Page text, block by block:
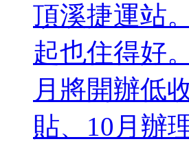
頂溪捷運站
起也住得好
月將開辦低
貼、10月辦